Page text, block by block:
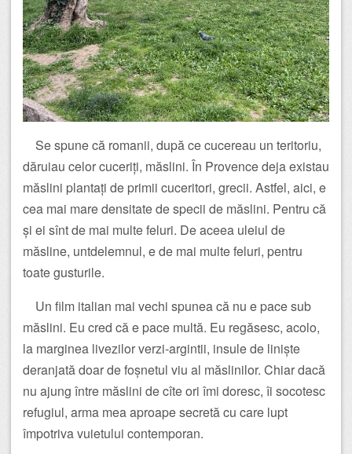
Se spune că romanii, după ce cucereau un teritoriu,
dăruiau celor cuceriți, măslini. În Provence deja existau
măslini plantați de primii cuceritori, grecii. Astfel, aici, e
cea mai mare densitate de specii de măslini. Pentru că
și ei sînt de mai multe feluri. De aceea uleiul de
măsline, untdelemnul, e de mai multe feluri, pentru
toate gusturile.
Un film italian mai vechi spunea că nu e pace sub
măslini. Eu cred că e pace multă. Eu regăsesc, acolo,
la marginea livezilor verzi-argintii, insule de liniște
deranjată doar de foșnetul viu al măslinilor. Chiar dacă
nu ajung între măslini de cîte ori îmi doresc, îi socotesc
refugiul, arma mea aproape secretă cu care lupt
împotriva vuietului contemporan.